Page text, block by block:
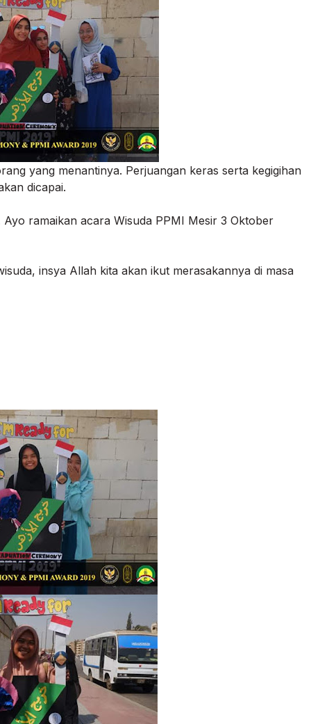
yang menantinya. Perjuangan keras serta kegigihan
dicapai.
ramaikan acara Wisuda PPMI Mesir 3 Oktober
insya Allah kita akan ikut merasakannya di masa